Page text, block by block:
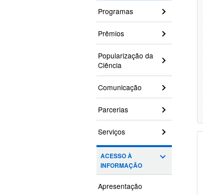
Programas
Prêmios
Popularização da
Ciência
Comunicação
Parcerias
Serviços
ACESSO À
INFORMAÇÃO
Apresentação